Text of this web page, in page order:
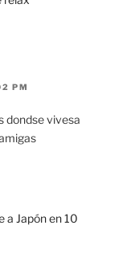
PM
dondse vivesa
a Japón en 10